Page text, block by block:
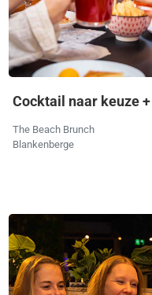
Cocktail naar keuze
The Beach Brunch
Blankenberge